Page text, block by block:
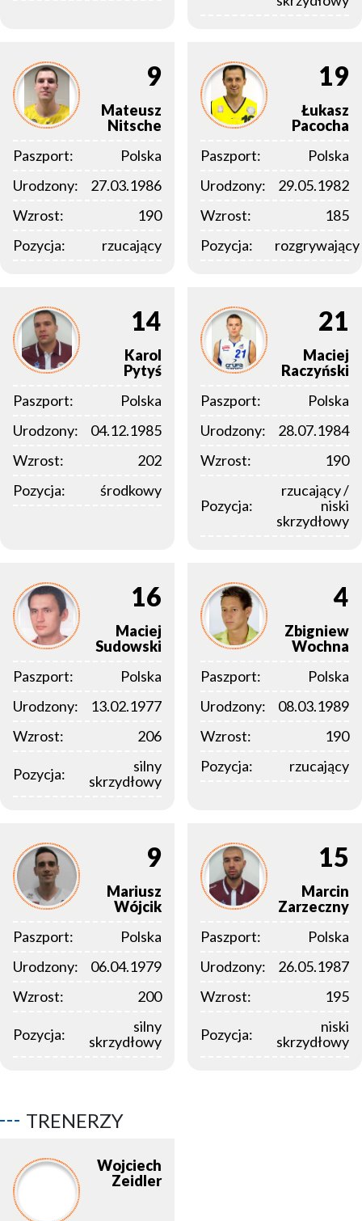
9
Mateusz
Nitsche
Paszport:
Polska
Urodzony:
27.03.1986
Wzrost:
190
Pozycja:
rzucający
19
Łukasz
Pacocha
Paszport:
Polska
Urodzony:
29.05.1982
Wzrost:
185
Pozycja:
rozgrywający
14
Karol
Pytyś
Paszport:
Polska
Urodzony:
04.12.1985
Wzrost:
202
Pozycja:
środkowy
21
Maciej
Raczyński
Paszport:
Polska
Urodzony:
28.07.1984
Wzrost:
190
Pozycja:
rzucający /
niski
skrzydłowy
16
Maciej
Sudowski
Paszport:
Polska
Urodzony:
13.02.1977
Wzrost:
206
Pozycja:
silny
skrzydłowy
4
Zbigniew
Wochna
Paszport:
Polska
Urodzony:
08.03.1989
Wzrost:
190
Pozycja:
rzucający
9
Mariusz
Wójcik
Paszport:
Polska
Urodzony:
06.04.1979
Wzrost:
200
Pozycja:
silny
skrzydłowy
15
Marcin
Zarzeczny
Paszport:
Polska
Urodzony:
26.05.1987
Wzrost:
195
Pozycja:
niski
skrzydłowy
TRENERZY
Wojciech
Zeidler